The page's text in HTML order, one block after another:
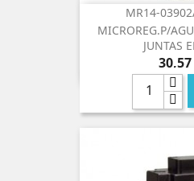
MR14-
MICROREG.P/
JUNTAS